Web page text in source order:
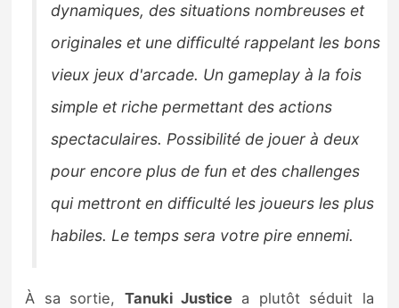
dynamiques, des situations nombreuses et
originales et une difficulté rappelant les bons
vieux jeux d'arcade. Un gameplay à la fois
simple et riche permettant des actions
spectaculaires. Possibilité de jouer à deux
pour encore plus de fun et des challenges
qui mettront en difficulté les joueurs les plus
habiles. Le temps sera votre pire ennemi.
À sa sortie, Tanuki Justicea plutôt séduit la